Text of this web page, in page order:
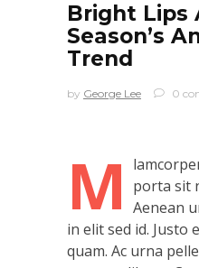
Bright Lips
Season’s
Trend
by George Lee 0
M
porta sit
Aenean
in elit sed id. Justo
quam. Ac urna